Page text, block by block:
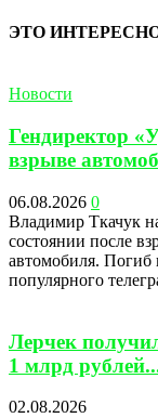
ЭТО
Новости
Гендиректор
взрыве
06.08.2026 0
Владимир Ткачук
состоянии после
автомобиля. Погиб
популярного
Лерчек
1 млрд
02.08.2026